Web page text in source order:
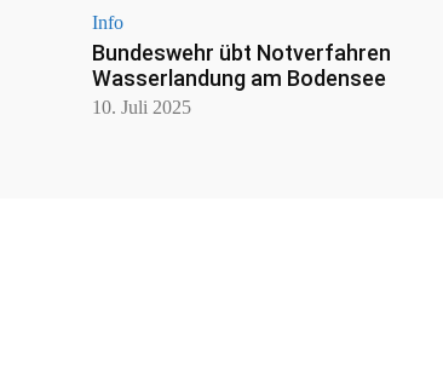
Info
Bundeswehr übt Notverfahren
Wasserlandung am Bodensee
10. Juli 2025